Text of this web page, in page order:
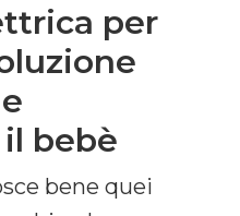
per
bebè
bene quei